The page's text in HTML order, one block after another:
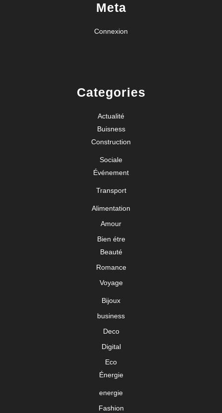
Meta
Connexion
Categories
Actualité
Buisness
Construction
Sociale
Événement
Transport
Alimentation
Amour
Bien étre
Beauté
Romance
Voyage
Bijoux
business
Deco
Digital
Eco
Énergie
energie
Fashion